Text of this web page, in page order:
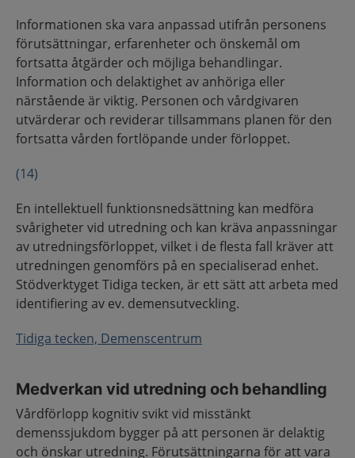
Informationen ska vara anpassad utifrån personens
förutsättningar, erfarenheter och önskemål om
fortsatta åtgärder och möjliga behandlingar.
Information och delaktighet av anhöriga eller
närstående är viktig. Personen och vårdgivaren
utvärderar och reviderar tillsammans planen för den
fortsatta vården fortlöpande under förloppet.
(14)
En intellektuell funktionsnedsättning kan medföra
svårigheter vid utredning och kan kräva anpassningar
av utredningsförloppet, vilket i de flesta fall kräver att
utredningen genomförs på en specialiserad enhet.
Stödverktyget Tidiga tecken, är ett sätt att arbeta med
identifiering av ev. demensutveckling.
Tidiga tecken, Demenscentrum
Medverkan vid utredning och behandling
Vårdförlopp kognitiv svikt vid misstänkt
demenssjukdom bygger på att personen är delaktig
och önskar utredning. Förutsättningarna för att vara